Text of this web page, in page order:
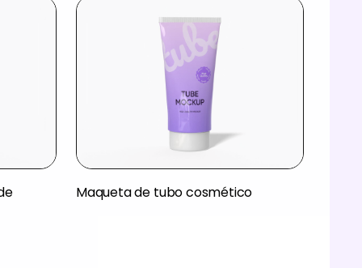
Maqueta de tubo cosmético